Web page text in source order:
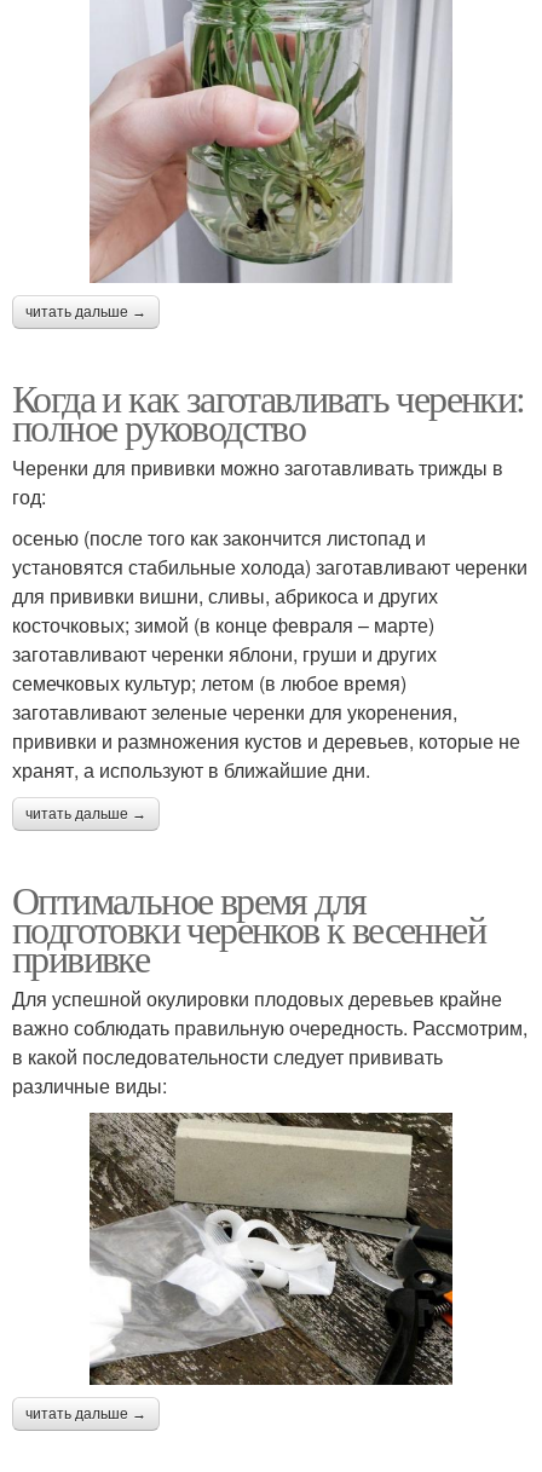
читать дальше →
Когда и как заготавливать черенки:
полное руководство
Черенки для прививки можно заготавливать трижды в
год:
осенью (после того как закончится листопад и
установятся стабильные холода) заготавливают черенки
для прививки вишни, сливы, абрикоса и других
косточковых; зимой (в конце февраля – марте)
заготавливают черенки яблони, груши и других
семечковых культур; летом (в любое время)
заготавливают зеленые черенки для укоренения,
прививки и размножения кустов и деревьев, которые не
хранят, а используют в ближайшие дни.
читать дальше →
Оптимальное время для
подготовки черенков к весенней
прививке
Для успешной окулировки плодовых деревьев крайне
важно соблюдать правильную очередность. Рассмотрим,
в какой последовательности следует прививать
различные виды:
читать дальше →